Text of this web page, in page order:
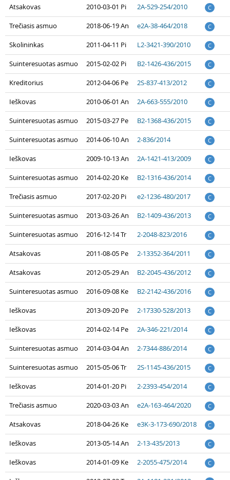
Atsakovas 2010-03-01 Pi 2A-529-254/2010 C
Trečiasis asmuo 2018-06-19 An e2A-38-464/2018 C
Skolininkas 2011-04-11 Pi L2-3421-390/2010 C
Suinteresuotas asmuo 2015-02-02 Pi B2-1426-436/2015 C
Kreditorius 2012-04-06 Pe 2S-837-413/2012 C
Ieškovas 2010-06-01 An 2A-663-555/2010 C
Suinteresuotas asmuo 2015-03-27 Pe B2-1368-436/2015 C
Suinteresuotas asmuo 2014-06-10 An 2-836/2014 C
Ieškovas 2009-10-13 An 2A-1421-413/2009 C
Suinteresuotas asmuo 2014-02-20 Ke B2-1316-436/2014 C
Trečiasis asmuo 2017-02-20 Pi e2-1236-480/2017 C
Suinteresuotas asmuo 2013-03-26 An B2-1409-436/2013 C
Suinteresuotas asmuo 2016-12-14 Tr 2-2048-823/2016 C
Atsakovas 2011-08-05 Pe 2-13352-364/2011 C
Atsakovas 2012-05-29 An B2-2045-436/2012 C
Suinteresuotas asmuo 2016-09-08 Ke B2-2142-436/2016 C
Ieškovas 2013-09-20 Pe 2-17330-528/2013 C
Ieškovas 2014-02-14 Pe 2A-346-221/2014 C
Suinteresuotas asmuo 2014-03-04 An 2-7344-886/2014 C
Suinteresuotas asmuo 2015-05-06 Tr 2S-1145-436/2015 C
Ieškovas 2014-01-20 Pi 2-2393-454/2014 C
Trečiasis asmuo 2020-03-03 An e2A-163-464/2020 C
Atsakovas 2018-04-26 Ke e3K-3-173-690/2018 C
Ieškovas 2013-05-14 An 2-13-435/2013 C
Ieškovas 2014-01-09 Ke 2-2055-475/2014 C